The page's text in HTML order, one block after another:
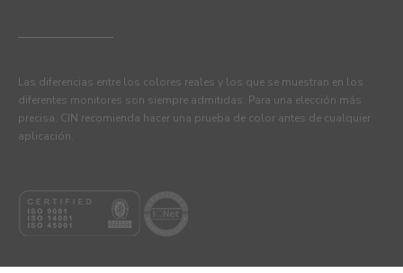
Las diferencias entre los colores reales y los que se muestran en los
diferentes monitores son siempre admitidas. Para una elección más
precisa, CIN recomienda hacer una prueba de color antes de cualquier
aplicación.